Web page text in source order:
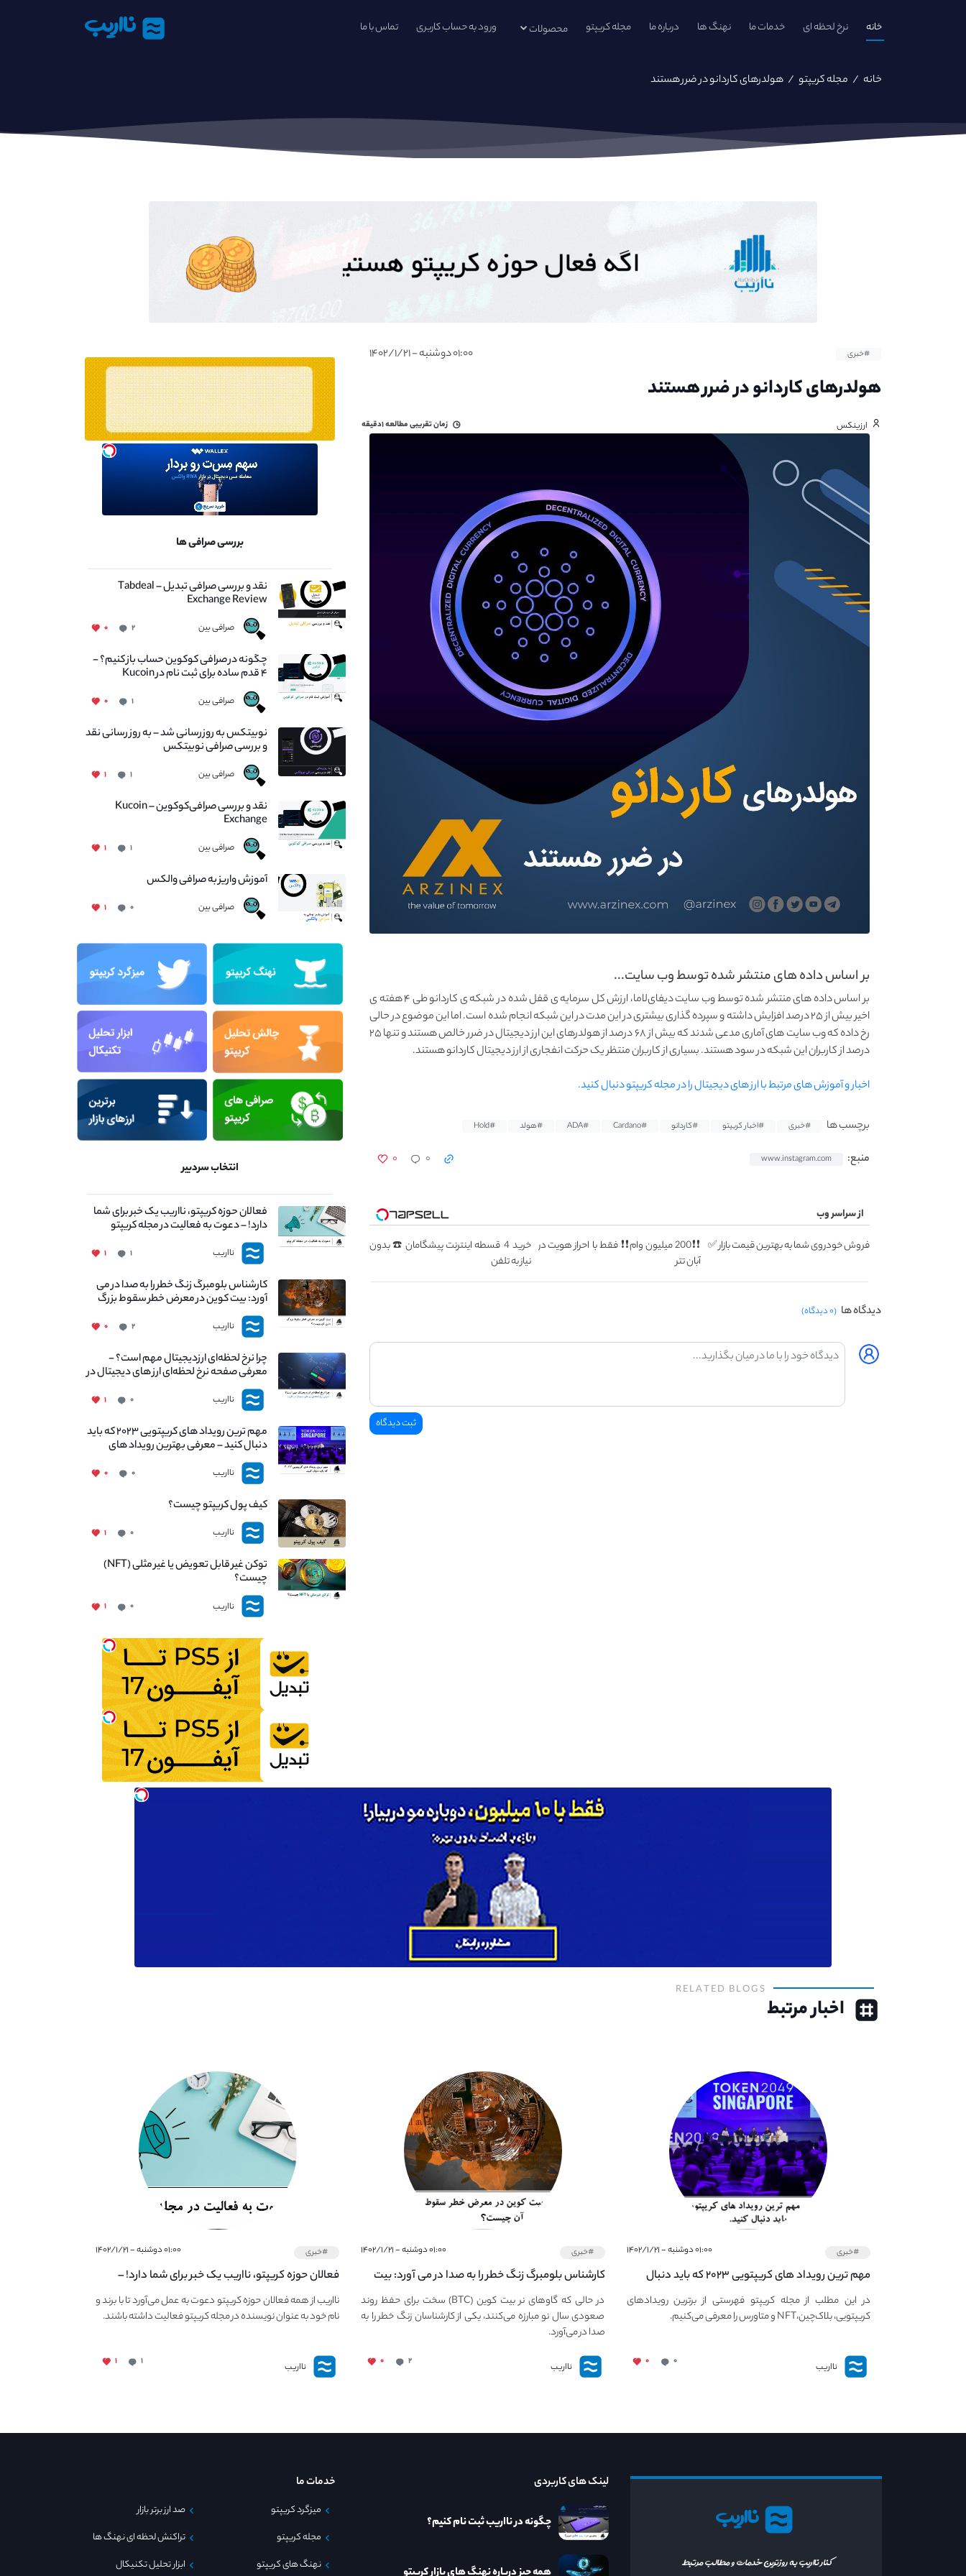
خانه نرخ لحظه ای خدمات ما نهنگ ها درباره ما مجله کریپتو محصولات ورود به حساب کاربری تماس با ما نااریب
خانه / مجله کریپتو / هولدرهای کاردانو در ضرر هستند
#خبری ۰۱:۰۰ دوشنبه - ۱۴۰۲/۱/۲۱
هولدرهای کاردانو در ضرر هستند
ارزینکس زمان تقریبی مطالعه۱دقیقه
بر اساس داده های منتشر شده توسط وب‌ سایت...
بر اساس داده های منتشر شده توسط وب‌ سایت دیفای‌لاما، ارزش کل سرمایه ی قفل شده در شبکه ی کاردانو طی ۴ هفته ی
اخیر بیش از ۲۵ درصد افزایش داشته و سپرده گذاری بیشتری در این مدت در این شبکه انجام شده است. اما این موضوع در حالی
رخ داده که وب سایت های آماری مدعی شدند که بیش از ۶۸ درصد از هولدرهای این ارز دیجیتال در ضرر خالص هستند و تنها ۲۵
درصد از کاربران این شبکه در سود هستند. بسیاری از کاربران منتظر یک حرکت انفجاری از ارز دیجیتال کاردانو هستند.
اخبار و آموزش های مرتبط با ارز های دیجیتال را در مجله کریپتو دنبال کنید.
برچسب ها #خبری #اخبار کریپتو #کاردانو #Cardano
#ADA #هولد #Hold
منبع: www.instagram.com ۰ ۰
از سراسر وب
فروش خودروی شما به بهترین قیمت بازار ✅
❗❗200 میلیون وام❗❗ فقط با احراز هویت در
آبان تتر
خرید 4 قسطه اینترنت پیشگامان ☎️ بدون
نیاز به تلفن
دیدگاه ها (۰ دیدگاه)
بررسی صرافی ها
نقد و بررسی صرافی تبدیل – Tabdeal
Exchange Review
صرافی بین ۲ ۰
چگونه در صرافی کوکوین حساب باز کنیم؟ -
۴ قدم ساده برای ثبت نام در Kucoin
صرافی بین ۱ ۰
نوبیتکس به روزرسانی شد – به روز رسانی نقد
و بررسی صرافی نوبیتکس
صرافی بین ۱ ۱
نقد و بررسی صرافی‌کوکوین – Kucoin
Exchange
صرافی بین ۱ ۱
آموزش واریز به صرافی والکس
صرافی بین ۰ ۱
انتخاب سردبیر
فعالان حوزه کریپتو، نااریب یک خبر برای شما
دارد! – دعوت به فعالیت در مجله کریپتو
نااریب ۱ ۱
کارشناس بلومبرگ زنگ خطر را به صدا در می
آورد: بیت کوین در معرض خطر سقوط بزرگ
است - دلیل آن چیست؟
نااریب ۲ ۰
چرا نرخ لحظه‌ای ارزدیجیتال مهم است؟ -
معرفی صفحه نرخ لحظه‌ای ارز های دیجیتال در
نااریب
نااریب ۰ ۱
مهم ترین رویداد های کریپتویی ۲۰۲۳ که باید
دنبال کنید – معرفی بهترین رویداد های
جهانی
نااریب ۰ ۰
کیف پول کریپتو چیست؟
نااریب ۰ ۱
توکن غیر قابل تعویض یا غیر مثلی (NFT)
چیست؟
نااریب ۰ ۱
RELATED BLOGS
اخبار مرتبط
#خبری ۰۱:۰۰ دوشنبه - ۱۴۰۲/۱/۲۱
مهم ترین رویداد های کریپتویی ۲۰۲۳ که باید دنبال
کنید – معرفی بهترین رویداد های جهانی
در این مطلب از مجله کریپتو فهرستی از برترین رویدادهای
کریپتویی، بلاک‌چین،NFT و متاورس را معرفی می‌کنیم.
نااریب ۰ ۰
#خبری ۰۱:۰۰ دوشنبه - ۱۴۰۲/۱/۲۱
کارشناس بلومبرگ زنگ خطر را به صدا در می آورد: بیت
کوین در معرض خطر سقوط بزرگ است - دلیل آن
چیست؟
در حالی که گاوهای نر بیت کوین (BTC) سخت برای حفظ روند
صعودی سال نو مبارزه می‌کنند، یکی از کارشناسان زنگ خطر را به
صدا در می‌آورد.
نااریب ۲ ۰
#خبری ۰۱:۰۰ دوشنبه - ۱۴۰۲/۱/۲۱
فعالان حوزه کریپتو، نااریب یک خبر برای شما دارد! –
دعوت به فعالیت در مجله کریپتو
نااریب از همه فعالان حوزه کریپتو دعوت به عمل می‌آورد تا با برند و
نام خود به عنوان نویسنده در مجله کریپتو فعالیت داشته باشند.
نااریب ۱ ۱
نااریب
کنار نااریب به روزترین خدمات و مطالب مرتبط
لینک های کاربردی
چگونه در نااریب ثبت نام کنیم؟
خدمات ما
میزگرد کریپتو
مجله کریپتو
نهنگ های کریپتو
صد ارز برتر بازار
تراکنش لحظه ای نهنگ ها
ابزار تحلیل تکنیکال